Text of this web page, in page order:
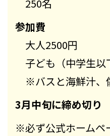
250名
参加費
大人2500円
子ども（中学生以
※バスと海鮮汁、
3月中旬に締め切り
※必ず公式ホームペ